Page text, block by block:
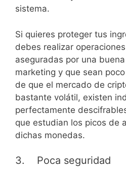
sistema.
Si quieres proteger tus
debes realizar
aseguradas por una
marketing y que sean
de que el mercado de
bastante volátil, existen
perfectamente
que estudian los picos de
dichas monedas.
3. Poca seguridad